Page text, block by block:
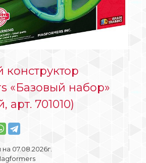
«Базовый набор»
арт. 701010)
07.08.2026г.